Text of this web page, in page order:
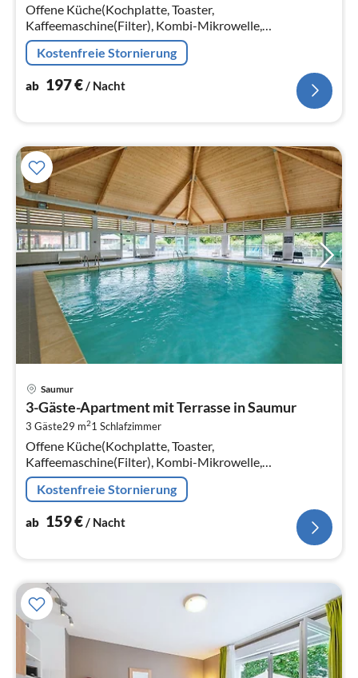
Offene Küche(Kochplatte, Toaster,
Kaffeemaschine(Filter), Kombi-Mikrowelle,
Spülmaschine, Kühl-/Gefrierkombination,
Waschbecken, ), Wohn/Esszimmer(Doppelschlafcouch,
Kostenfreie Stornierung
ab 197€/ Nacht
Saumur
3-Gäste-Apartment mit Terrasse in Saumur
3 Gäste29 m21 Schlafzimmer
Offene Küche(Kochplatte, Toaster,
Kaffeemaschine(Filter), Kombi-Mikrowelle,
Spülmaschine, Kühl-/Gefrierkombination,
Waschbecken, ), Wohn/Esszimmer(TV, Esstisch)
Kostenfreie Stornierung
ab 159€/ Nacht